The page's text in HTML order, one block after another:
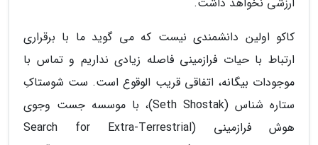
کاکو اولین دانشمندی نیست که می گوید ما با برقراری
ارتباط با حیات فرازمینی فاصله زیادی نداریم و تماس با
موجودات بیگانه، اتفاقی قریب الوقوع است. ست شوستاکِ
ستاره شناس (Seth Shostak)، با موسسه جست وجوی
هوش فرازمینی (Search for Extra-Terrestrial